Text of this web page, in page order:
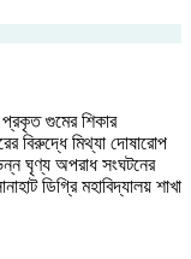
গুমের শিকার
বিরুদ্ধে মিথ্যা দোষারোপ
ঘৃণ্য অপরাধ সংঘটনের
ডিগ্রি মহাবিদ্যালয় শাখা